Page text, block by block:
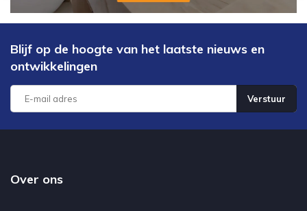
Blijf op de hoogte van het laatste nieuws en
ontwikkelingen
Verstuur
Over ons